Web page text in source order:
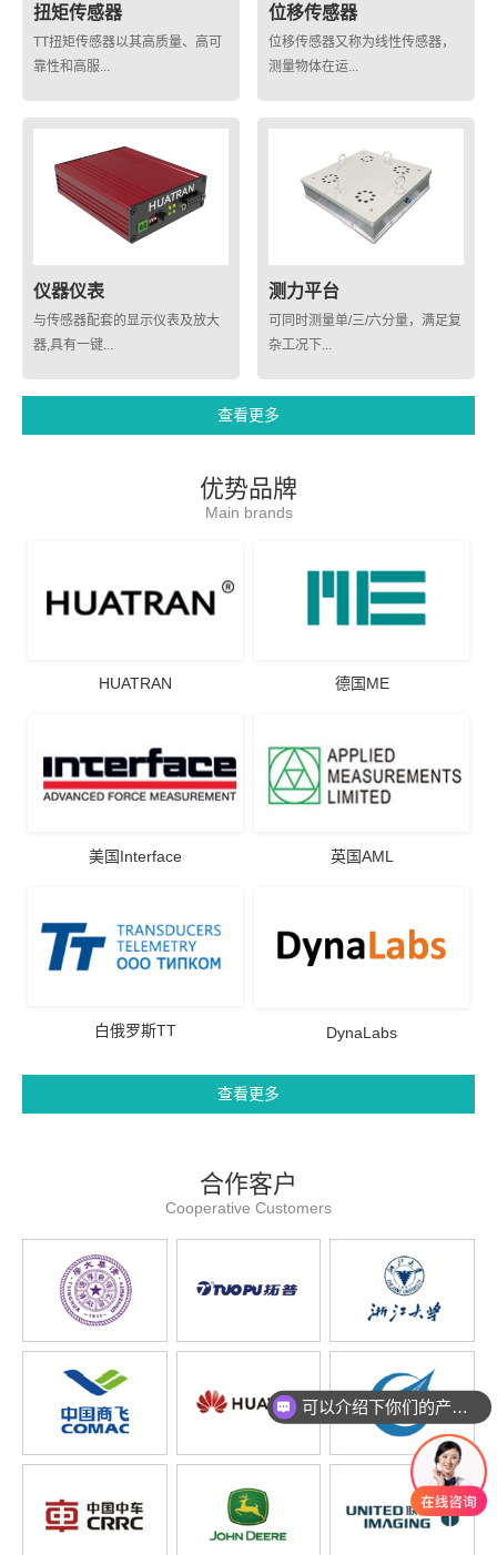
扭矩传感器
TT扭矩传感器以其高质量、高可
靠性和高服...
位移传感器
位移传感器又称为线性传感器，
测量物体在运...
仪器仪表
与传感器配套的显示仪表及放大
器,具有一键...
测力平台
可同时测量单/三/六分量，满足复
杂工况下...
查看更多
优势品牌
Main brands
HUATRAN 德国ME
美国Interface 英国AML
白俄罗斯TT DynaLabs
查看更多
合作客户
Cooperative Customers
可以介绍下你们的产品么